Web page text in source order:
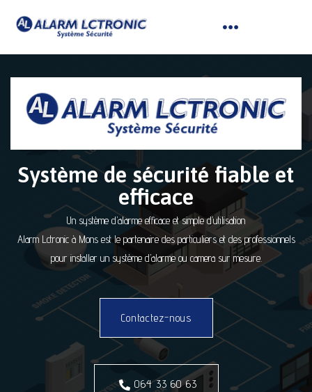
Système de sécurité fiable et
efficace
Un système d’alarme efficace et simple d’utilisation
Alarm Lctronic à Mons est le partenaire des particuliers et des professionnels
pour installer un système d’alarme ou camera sur mesure.
Contactez-nous
064 33 60 63